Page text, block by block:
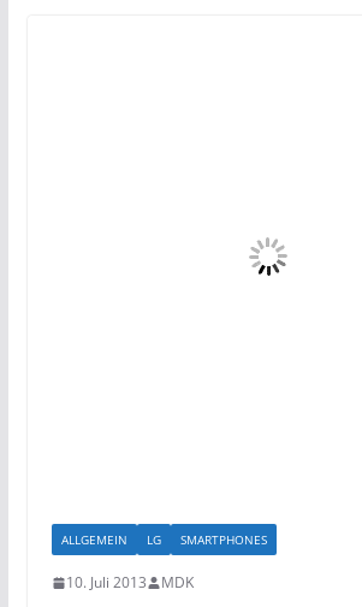
ALLGEMEIN LG SMARTPHONES
10. Juli 2013 MDK